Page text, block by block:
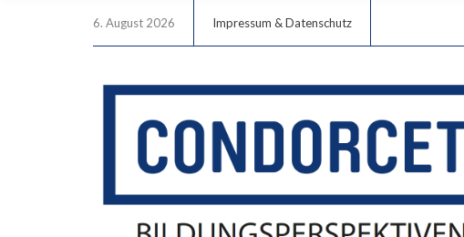
6. August 2026 Impressum & Datenschutz